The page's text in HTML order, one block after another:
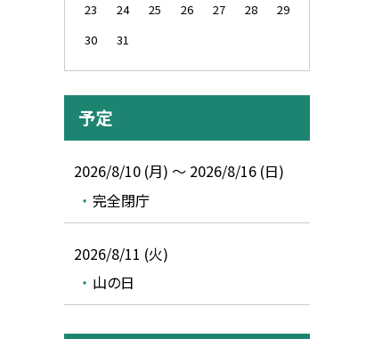
23
24 25 26 27 28
29
30
31
予定
2026/8/10 (月) ～ 2026/8/16 (日)
完全閉庁
2026/8/11 (火)
山の日